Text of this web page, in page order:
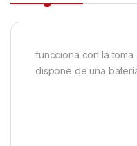
funcciona con la
dispone de una